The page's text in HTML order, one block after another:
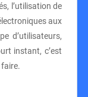
l’utilisation de
aux
d’utilisateurs,
instant, c’est